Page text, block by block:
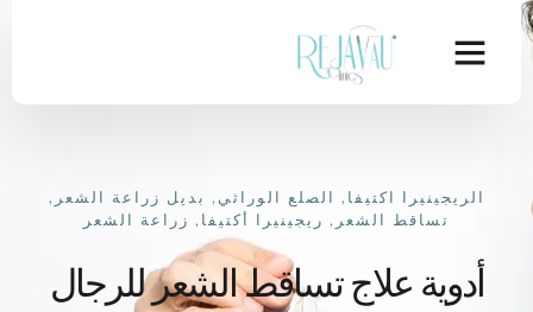
الريجينيرا اكتيفا , الصلع الوراثي , بديل زراعة الشعر ,
تساقط الشعر , ريجينيرا أكتيفا , زراعة الشعر
أدوية علاج تساقط الشعر للرجال